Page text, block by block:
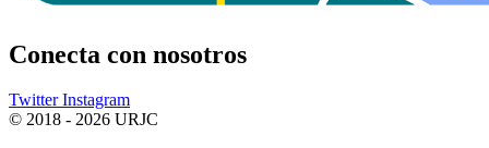
Conecta con nosotros
Twitter Instagram
© 2018 - 2026 URJC